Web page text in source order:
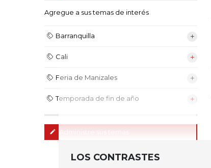
Agregue a sus temas de interés
Barranquilla
Cali
Feria de Manizales
Temporada de fin de año
Administre sus temas
LOS CONTRASTES